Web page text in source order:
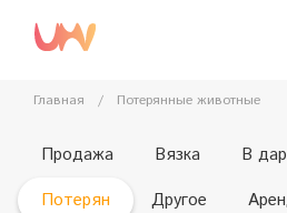
главному
Главная / Потерянные животные
Продажа Вязка В дар
Потерян
Другое